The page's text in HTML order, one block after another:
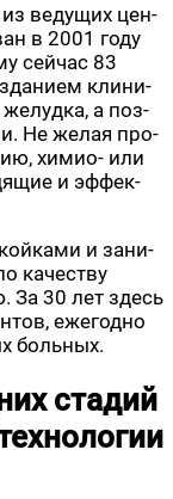
веду­щих цен­
в 2001 году
сей­час 83
кли­ни­
а поз­
Не желая про­
химио- или
и эффек­
кой­ка­ми и зани­
каче­ству
За 30 лет здесь
еже­год­но
больных.
стадий